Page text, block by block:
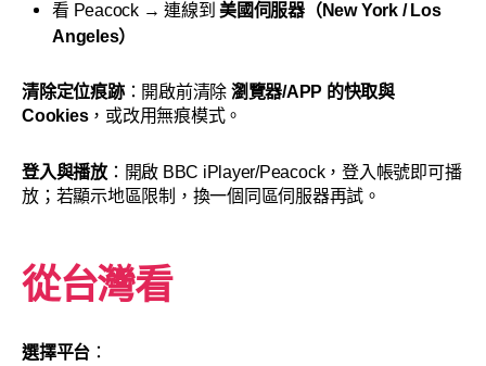
看 Peacock → 連線到美國伺服器（New York / Los
Angeles）
清除定位痕跡：開啟前清除 瀏覽器/APP 的快取與
Cookies，或改用無痕模式。
登入與播放：開啟 BBC iPlayer/Peacock，登入帳號即可播
放；若顯示地區限制，換一個同區伺服器再試。
從台灣看
選擇平台 ：